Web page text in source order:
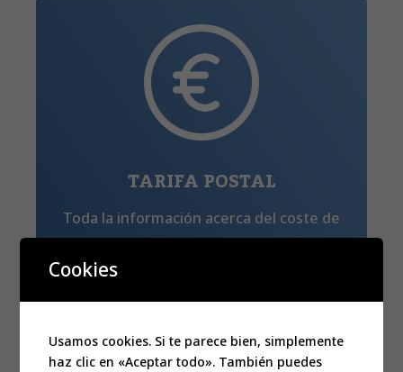
TARIFA POSTAL
Toda la información acerca del coste de
los envíos postales en función de la
característica del envío, destino y
Cookies
Usamos cookies. Si te parece bien, simplemente
haz clic en «Aceptar todo». También puedes